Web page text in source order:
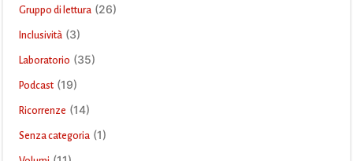
Gruppo di lettura (26)
Inclusività (3)
Laboratorio (35)
Podcast (19)
Ricorrenze (14)
Senza categoria (1)